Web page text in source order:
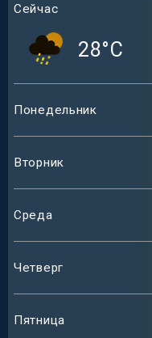
Сейчас
28°C
Понедельник
Вторник
Среда
Четверг
Пятница